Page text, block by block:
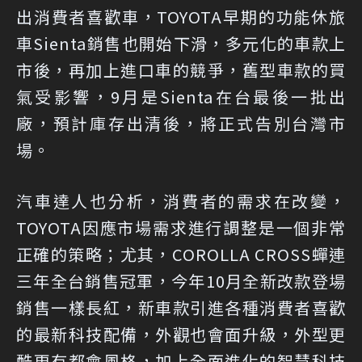
出消費者喜歡車，TOYOTA早期的功能休旅
車Sienta銷售也開始下滑，多元化的車款上
市後，再加上進口車的競爭，舊型車款的買
氣受影響，9月是Sienta在台最後一批出
廠，預計庫存出清後，將正式告別台灣市
場。
汽車達人也分析，消費者的需求在改變，
TOYOTA因應市場需求進行調整是一個非常
正確的策略；尤其，COROLLA CROSS蟬連
三年全台銷售冠軍，今年10月全新改款登場
銷售一樣長紅，新車款引進各種消費者喜歡
的最新科技配備，外觀也會面升級，外型更